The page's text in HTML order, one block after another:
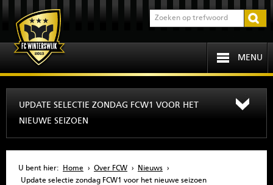
MENU
UPDATE SELECTIE ZONDAG FCW1 VOOR HET
NIEUWE SEIZOEN
U bent hier: Home › Over FCW › Nieuws ›
Update selectie zondag FCW1 voor het nieuwe seizoen